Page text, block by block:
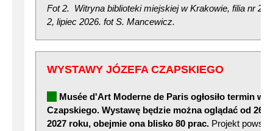
Fot 2. Witryna biblioteki miejskiej w Krakowie, filia nr 22
2, lipiec 2026. fot S. Mancewicz.
WYSTAWY JÓZEFA CZAPSKIEGO
Musée d'Art Moderne de Paris ogłosiło termin
Czapskiego. Wystawę będzie można oglądać od 26
2027 roku, obejmie ona blisko 80 prac. Projekt